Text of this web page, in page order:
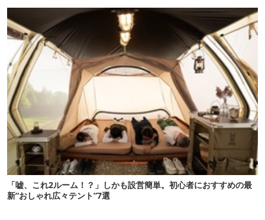
「嘘、これ2ルーム！？」しかも設営簡単。初心者におすすめの最
新“おしゃれ広々テント”7選